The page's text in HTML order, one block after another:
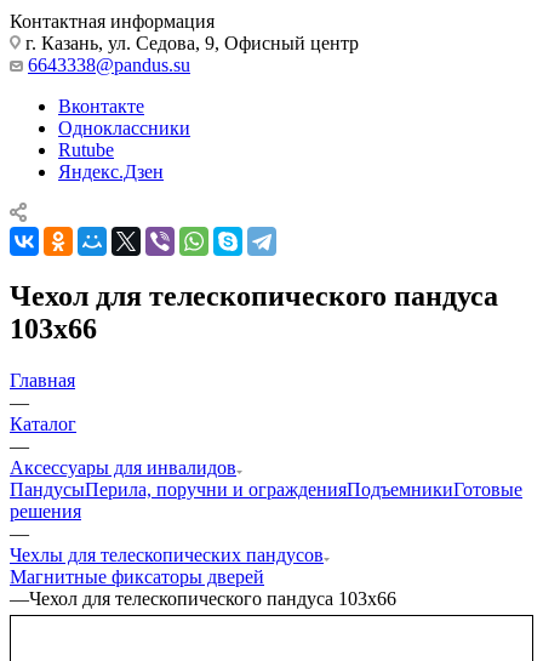
Контактная информация
г. Казань, ул. Седова, 9, Офисный центр
6643338@pandus.su
Вконтакте
Одноклассники
Rutube
Яндекс.Дзен
Чехол для телескопического пандуса
103x66
Главная
—
Каталог
—
Аксессуары для инвалидов
ПандусыПерила, поручни и огражденияПодъемникиГотовые
решения
—
Чехлы для телескопических пандусов
Магнитные фиксаторы дверей
—Чехол для телескопического пандуса 103x66